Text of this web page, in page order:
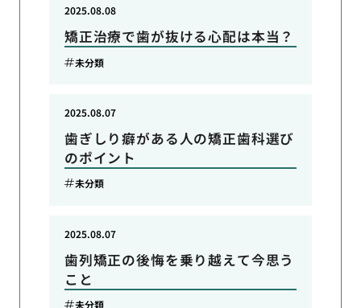
矯正治療で歯が抜ける心配は本当？
2025.08.08
未分類
歯ぎしり癖がある人の矯正歯科選び
のポイント
2025.08.07
未分類
歯列矯正の後悔を乗り越えて今思う
こと
2025.08.07
未分類